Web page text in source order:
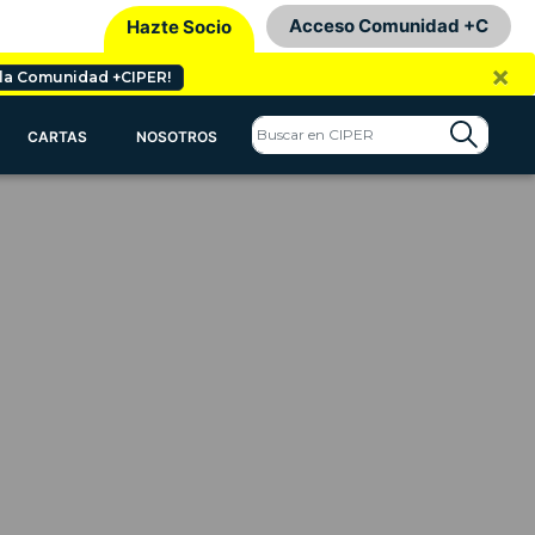
Hazte Socio Acceso Comunidad +C
la Comunidad +CIPER! ×
CARTAS NOSOTROS